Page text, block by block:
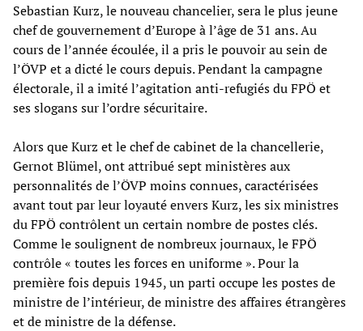
Sebastian Kurz, le nouveau chancelier, sera le plus jeune
chef de gouvernement d’Europe à l’âge de 31 ans. Au
cours de l’année écoulée, il a pris le pouvoir au sein de
l’ÖVP et a dicté le cours depuis. Pendant la campagne
électorale, il a imité l’agitation anti-refugiés du FPÖ et
ses slogans sur l’ordre sécuritaire.
Alors que Kurz et le chef de cabinet de la chancellerie,
Gernot Blümel, ont attribué sept ministères aux
personnalités de l’ÖVP moins connues, caractérisées
avant tout par leur loyauté envers Kurz, les six ministres
du FPÖ contrôlent un certain nombre de postes clés.
Comme le soulignent de nombreux journaux, le FPÖ
contrôle « toutes les forces en uniforme ». Pour la
première fois depuis 1945, un parti occupe les postes de
ministre de l’intérieur, de ministre des affaires étrangères
et de ministre de la défense.